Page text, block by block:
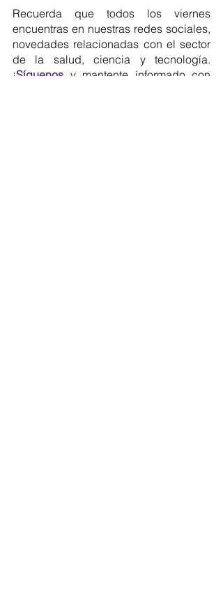
Recuerda que todos los viernes
encuentras en nuestras redes sociales,
novedades relacionadas con el sector
de la salud, ciencia y tecnología.
¡Síguenos y mantente informado con